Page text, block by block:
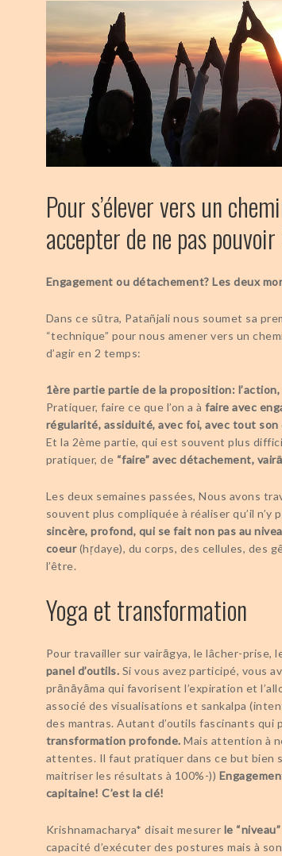
Pour s’élever vers un
accepter de ne pas
Engagement ou détachement? Les deux
Dans ce sūtra, Patañjali nous soumet sa
“technique” pour nous amener vers un
d’agir en 2 temps:
1ère partie partie de la proposition: l’action,
Pratiquer, faire ce que l’on a à faire avec
régularité, assiduité, avec foi, avec tout son
Et la 2ème partie, qui est souvent plus
pratiquer, de “faire” avec détachement,
Les deux semaines passées, Nous avons
souvent plus compliquée à réaliser qu’il n’y
sincère, profond, qui se fait non pas au
coeur(hṛdaye), du corps, des cellules, des
l’être.
Yoga et transformation
Pour travailler sur vairāgya, le lâcher-prise,
panel d’outils. Si vous avez participé, vous
prānāyāma qui favorisent l’expiration et
associé des visualisations et sankalpa
des mantras. Autant d’outils fascinants qui
transformation profonde. Mais attention à
attentes. Il faut pratiquer dans ce but bien
maitriser les résultats à 100%-))
capitaine! C’est la clé!
Krishnamacharya* disait mesurer le
capacité d’exécuter des postures mais à